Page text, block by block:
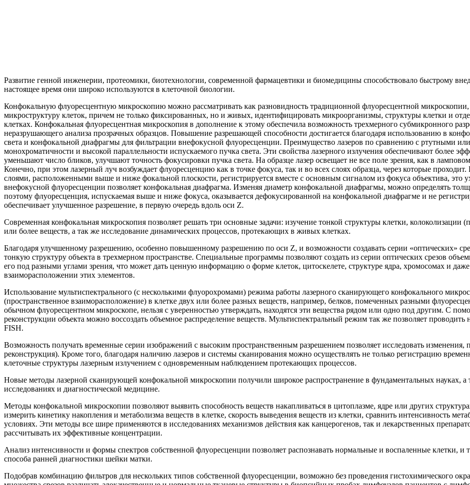
Развитие генной инженерии, протеомики, биотехнологии, современной фармацевтики и биомедицины способствовало быстрому
настоящее время они широко используются в клеточной биологии.
Конфокальную флуоресцентную микроскопию можно рассматривать как разновидность традиционной флуоресцентной микроскопии,
микроструктуру клеток, причем не только фиксированных, но и живых, идентифицировать микроорганизмы, структуры клетки и
клетках. Конфокальная флуоресцентная микроскопия в дополнение к этому обеспечила возможность трехмерного субмикронного
неразрушающего анализа прозрачных образцов. Повышение разрешающей способности достигается благодаря использованию в
света и конфокальной диафрагмы для фильтрации внефокусной флуоресценции. Преимущество лазеров по сравнению с ртутными
монохроматичности и высокой параллельности испускаемого пучка света. Эти свойства лазерного излучения обеспечивают более
уменьшают число бликов, улучшают точность фокусировки пучка света. На образце лазер освещает не все поле зрения, как в
Конечно, при этом лазерный луч возбуждает флуоресценцию как в точке фокуса, так и во всех слоях образца, через которые
слоями, расположенными выше и ниже фокальной плоскости, регистрируется вместе с основным сигналом из фокуса объектива, это
внефокусной флуоресценции позволяет конфокальная диафрагма. Изменяя диаметр конфокальной диафрагмы, можно определять
поэтому флуоресценция, испускаемая выше и ниже фокуса, оказывается дефокусированной на конфокальной диафрагме и не
обеспечивает улучшенное разрешение, в первую очередь вдоль оси Z.
Современная конфокальная микроскопия позволяет решать три основные задачи: изучение тонкой структуры клетки, колоколизации
или более веществ, а так же исследование динамических процессов, протекающих в живых клетках.
Благодаря улучшенному разрешению, особенно повышенному разрешению по оси Z, и возможности создавать серии «оптических»
тонкую структуру объекта в трехмерном пространстве. Специальные программы позволяют создать из серии оптических срезов
его под разными углами зрения, что может дать ценную информацию о форме клеток, цитоскелете, структуре ядра, хромосомах и
взаиморасположении этих элементов.
Использование мультиспектрального (с несколькими флуорохромами) режима работы лазерного сканирующего конфокального
(пространственное взаиморасположение) в клетке двух или более разных веществ, например, белков, помеченных разными
обычном флуоресцентном микроскопе, нельзя с уверенностью утверждать, находятся эти вещества рядом или одно под другим. С
реконструкции объекта можно воссоздать объемное распределение веществ. Мультиспектральный режим так же позволяет
FISH.
Возможность получать временные серии изображений с высоким пространственным разрешением позволяет исследовать изменения,
реконструкция). Кроме того, благодаря наличию лазеров и системы сканирования можно осуществлять не только регистрацию
клеточные структуры лазерным излучением с одновременным наблюдением протекающих процессов.
Новые методы лазерной сканирующей конфокальной микроскопии получили широкое распространение в фундаментальных науках,
исследованиях и диагностической медицине.
Методы конфокальной микроскопии позволяют выявить способность веществ накапливаться в цитоплазме, ядре или других
измерить кинетику накопления и метаболизма веществ в клетке, скорость выведения веществ из клетки, сравнить интенсивность
условиях. Эти методы все шире применяются в исследованиях механизмов действия как канцерогенов, так и лекарственных
рассчитывать их эффективные концентрации.
Анализ интенсивности и формы спектров собственной флуоресценции позволяет распознавать нормальные и воспаленные клетки, и
способа ранней диагностики шейки матки.
Подобрав комбинацию фильтров для нескольких типов собственной флуоресценции, возможно без проведения гистохимического